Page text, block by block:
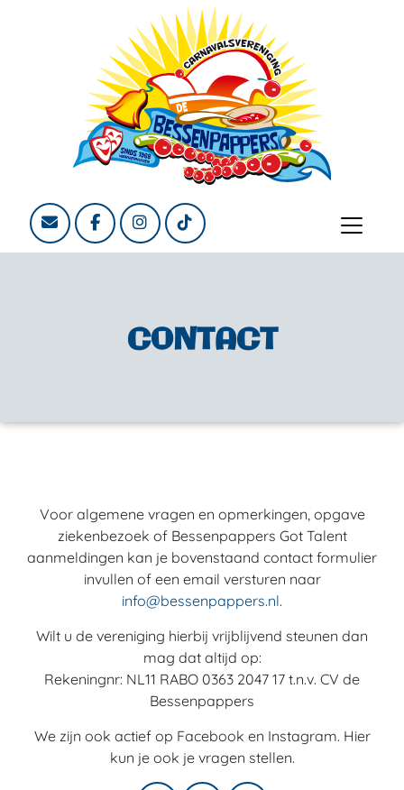
CONTACT
Voor algemene vragen en opmerkingen, opgave
ziekenbezoek of Bessenpappers Got Talent
aanmeldingen kan je bovenstaand contact formulier
invullen of een email versturen naar
info@bessenpappers.nl.
Wilt u de vereniging hierbij vrijblijvend steunen dan
mag dat altijd op:
Rekeningnr: NL11 RABO 0363 2047 17 t.n.v. CV de
Bessenpappers
We zijn ook actief op Facebook en Instagram. Hier
kun je ook je vragen stellen.